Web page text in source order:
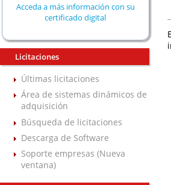
Acceda a más información con su
certificado digital
Licitaciones
Últimas licitaciones
Área de sistemas dinámicos de
adquisición
Búsqueda de licitaciones
Descarga de Software
Soporte empresas (Nueva
ventana)